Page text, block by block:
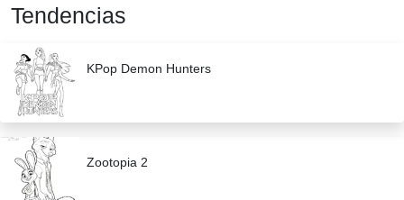
Tendencias
KPop Demon Hunters
Zootopia 2